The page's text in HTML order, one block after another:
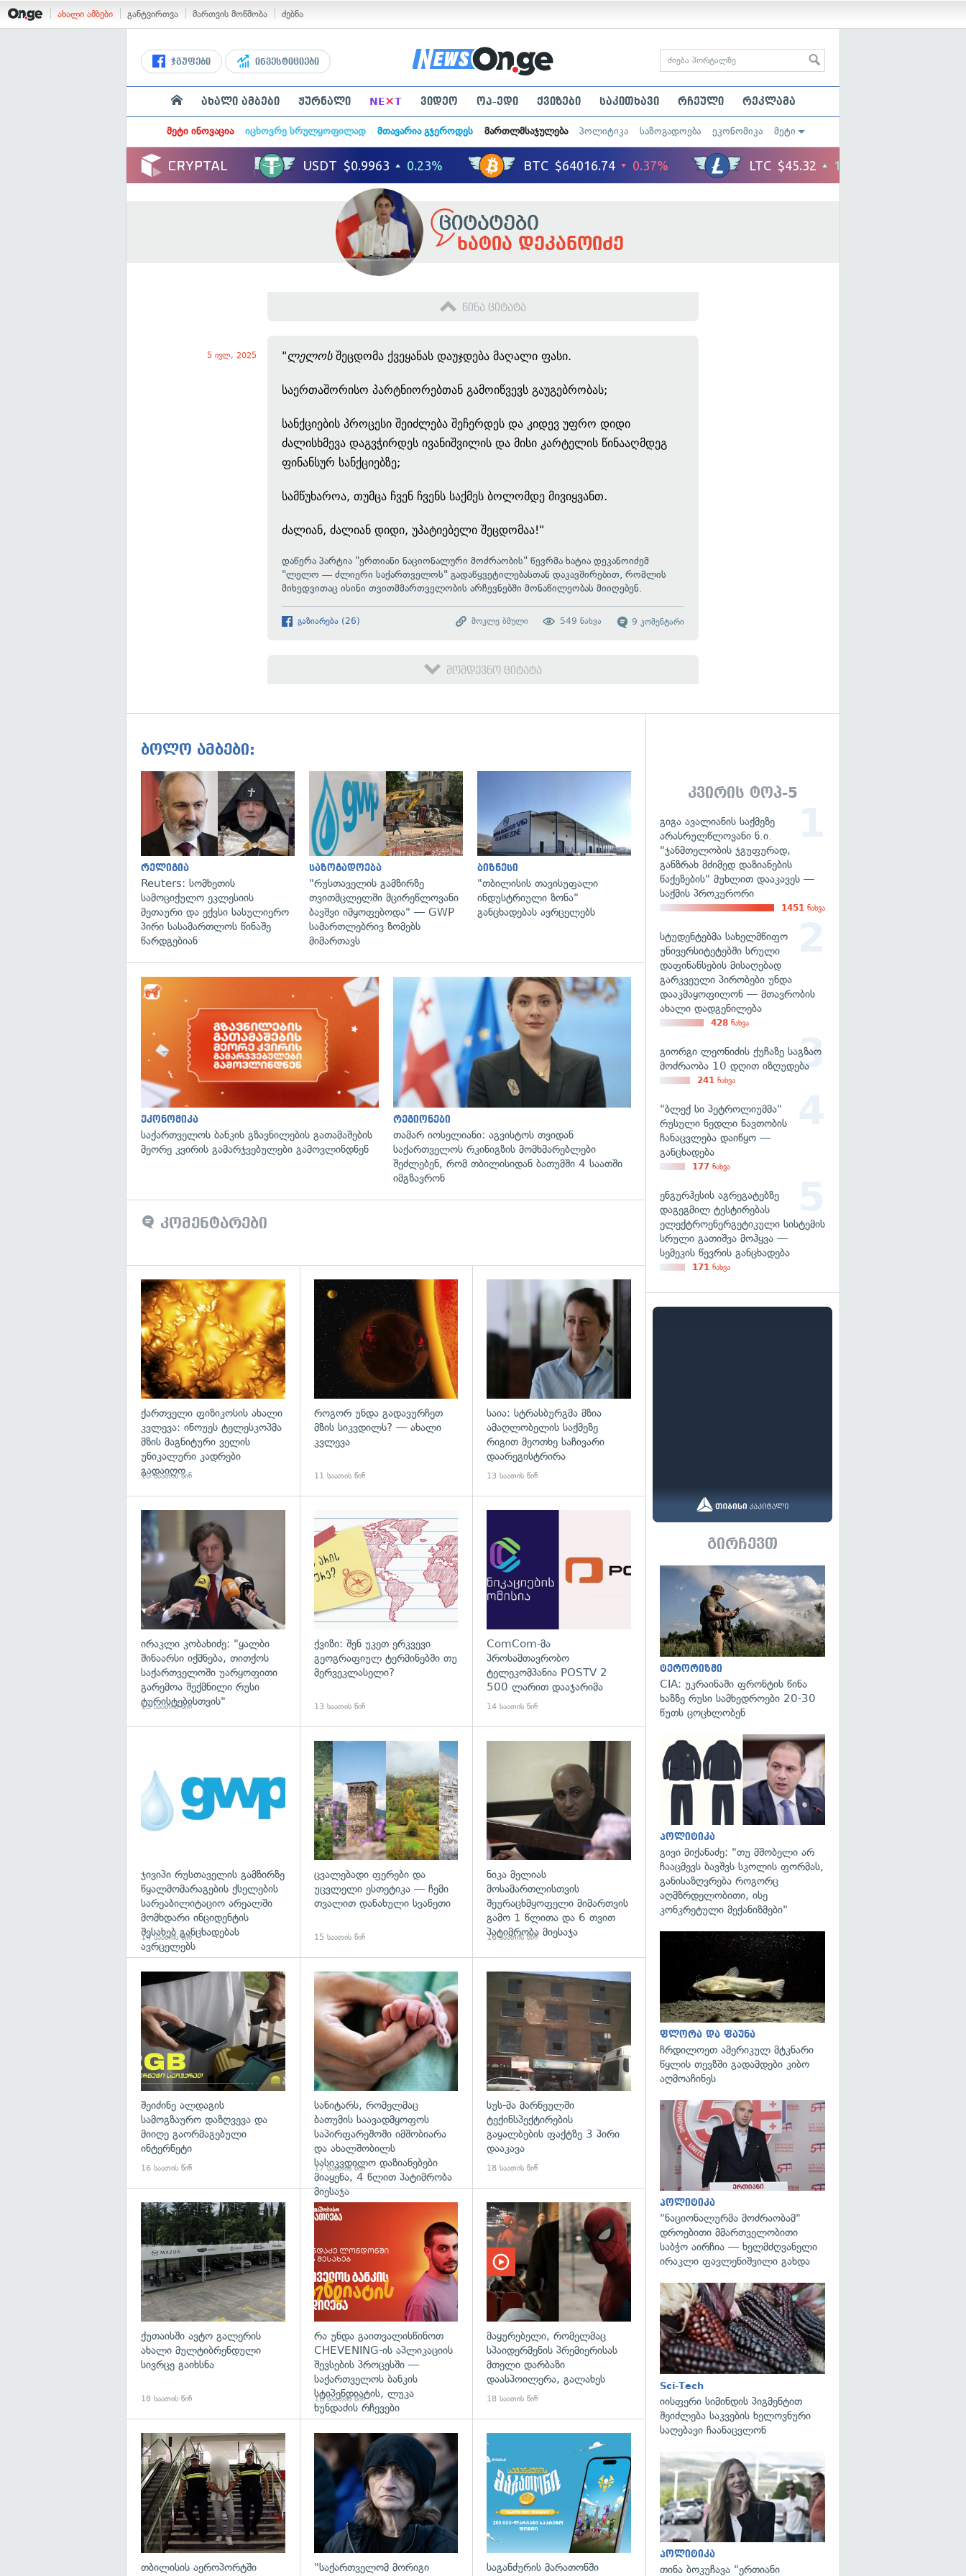
ახალი ამბები განტვირთვა მართვის მოწმობა ძებნა
ჯგუფები ინვესტიციები
ახალი ამბები ჟურნალი NE×T ვიდეო ოპ-ედი ქვიზები საკითხავი რჩეული რეკლამა
მეტი ინოვაცია იცხოვრე სრულყოფილად მთავარია გჯეროდეს მართლმსაჯულება პოლიტიკა საზოგადოება ეკონომიკა მეტი
ხატია დეკანოიძე
წინა ციტატა
5 ივლ, 2025 "ლელოსშეცდომა ქვეყანას დაუჯდება მაღალი ფასი.
საერთაშორისო პარტნიორებთან გამოიწვევს გაუგებრობას;
სანქციების პროცესი შეიძლება შეჩერდეს და კიდევ უფრო დიდი
ძალისხმევა დაგვჭირდეს ივანიშვილის და მისი კარტელის წინააღმდეგ
ფინანსურ სანქციებზე;
სამწუხაროა, თუმცა ჩვენ ჩვენს საქმეს ბოლომდე მივიყვანთ.
ძალიან, ძალიან დიდი, უპატიებელი შეცდომაა!"
დაწერა პარტია "ერთიანი ნაციონალური მოძრაობის" წევრმა ხატია დეკანოიძემ
"ლელო — ძლიერი საქართველოს" გადაწყვეტილებასთან დაკავშირებით, რომლის
მიხედვითაც ისინი თვითმმართველობის არჩევნებში მონაწილეობას მიიღებენ.
გაზიარება (26) 9 კომენტარი
549 ნახვა
მოკლე ბმული
მომდევნო ციტატა
ბოლო ამბები:
გადახედვა
რელიგია
Reuters: სომხეთის
სამოციქულო ეკლესიის
მეთაური და ექვსი სასულიერო
პირი სასამართლოს წინაშე
წარდგებიან
საზოგადოება
"რუსთაველის გამზირზე
თვითმცლელში მცირეწლოვანი
ბავშვი იმყოფებოდა" — GWP
სამართლებრივ ზომებს
მიმართავს
გადახედვა
ბიზნესი
"თბილისის თავისუფალი
ინდუსტრიული ზონა"
განცხადებას ავრცელებს
ეკონომიკა
საქართველოს ბანკის გზავნილების გათამაშების
მეორე კვირის გამარჯვებულები გამოვლინდნენ
გადახედვა
რეგიონები
თამარ იოსელიანი: აგვისტოს თვიდან
საქართველოს რკინიგზის მომხმარებლები
შეძლებენ, რომ თბილისიდან ბათუმში 4 საათში
იმგზავრონ
კომენტარები
გადახედვა
ქართველი ფიზიკოსის ახალი
კვლევა: ინოუეს ტელესკოპმა
მზის მაგნიტური ველის
უნიკალური კადრები
გადაიღო
10 საათის წინ
როგორ უნდა გადავურჩეთ
მზის სიკვდილს? — ახალი
კვლევა
11 საათის წინ
გადახედვა
საია: სტრასბურგმა მზია
ამაღლობელის საქმეზე
რიგით მეოთხე საჩივარი
დაარეგისტრირა
13 საათის წინ
გადახედვა
ირაკლი კობახიძე: "ყალბი
შინაარსი იქმნება, თითქოს
საქართველოში უარყოფითი
გარემოა შექმნილი რუსი
ტურისტებისთვის"
13 საათის წინ
ქვიზი: შენ უკეთ ერკვევი
გეოგრაფიულ ტერმინებში თუ
მერვეკლასელი?
13 საათის წინ
ComCom-მა
პროსამთავრობო
ტელეკომპანია POSTV 2
500 ლარით დააჯარიმა
14 საათის წინ
ჯივიპი რუსთაველის გამზირზე
წყალმომარაგების ქსელების
სარეაბილიტაციო არეალში
მომხდარი ინციდენტის
შესახებ განცხადებას
ავრცელებს
14 საათის წინ
ცვალებადი ფერები და
უცვლელი ესთეტიკა — ჩემი
თვალით დანახული სვანეთი
15 საათის წინ
გადახედვა
ნიკა მელიას
მოსამართლისთვის
შეურაცხმყოფელი მიმართვის
გამო 1 წლითა და 6 თვით
პატიმრობა მიესაჯა
16 საათის წინ
შეიძინე ალდაგის
სამოგზაურო დაზღვევა და
მიიღე გაორმაგებული
ინტერნეტი
16 საათის წინ
სანიტარს, რომელმაც
ბათუმის საავადმყოფოს
საპირფარეშოში იმშობიარა
და ახალშობილს
სასიკვდილო დაზიანებები
მიაყენა, 4 წლით პატიმრობა
მიესაჯა
17 საათის წინ
გადახედვა
სუს-მა მარნეულში
ტექინსპექტირების
გაყალბების ფაქტზე 3 პირი
დააკავა
18 საათის წინ
ქუთაისში ავტო გალერის
ახალი მულტიბრენდული
სივრცე გაიხსნა
18 საათის წინ
რა უნდა გაითვალისწინოთ
CHEVENING-ის აპლიკაციის
შევსების პროცესში —
საქართველოს ბანკის
სტიპენდიატის, ლუკა
ხუნდაძის რჩევები
18 საათის წინ
მაყურებელი, რომელმაც
სპაიდერმენის პრემიერისას
მთელი დარბაზი
დაასპოილერა, გალახეს
18 საათის წინ
გადახედვა
თბილისის აეროპორტში
"საქართველომ მორიგი
საგანძურის მარათონში
კვირის ტოპ-5
გიგა ავალიანის საქმეზე
არასრულწლოვანი ნ.ი.
"ჯანმთელობის ჯგუფურად,
განზრახ მძიმედ დაზიანების
წაქეზების" მუხლით დააკავეს —
საქმის პროკურორი
1451 ნახვა
სტუდენტებმა სახელმწიფო
უნივერსიტეტებში სრული
დაფინანსების მისაღებად
გარკვეული პირობები უნდა
დააკმაყოფილონ — მთავრობის
ახალი დადგენილება
428 ნახვა
გიორგი ლეონიძის ქუჩაზე საგზაო
მოძრაობა 10 დღით იზღუდება
241 ნახვა
"ბლექ სი პეტროლიუმმა"
რუსული ნედლი ნავთობის
ჩანაცვლება დაიწყო —
განცხადება
177 ნახვა
ენგურჰესის აგრეგატებზე
დაგეგმილ ტესტირებას
ელექტროენერგეტიკული სისტემის
სრული გათიშვა მოჰყვა —
სემეკის წევრის განცხადება
171 ნახვა
გირჩევთ
ტერორიზმი
CIA: უკრაინაში ფრონტის წინა
ხაზზე რუსი სამხედროები 20-30
წუთს ცოცხლობენ
პოლიტიკა
გივი მიქანაძე: "თუ მშობელი არ
ჩააცმევს ბავშვს სკოლის ფორმას,
განისაზღვრება როგორც
აღმზრდელობითი, ისე
კონკრეტული მექანიზმები"
ფლორა და ფაუნა
ჩრდილოეთ ამერიკულ მტკნარი
წყლის თევზში გადამდები კიბო
აღმოაჩინეს
პოლიტიკა
"ნაციონალურმა მოძრაობამ"
დროებითი მმართველობითი
საბჭო აირჩია — ხელმძღვანელი
ირაკლი ფავლენიშვილი გახდა
Sci-Tech
იისფერი სიმინდის პიგმენტით
შეიძლება საკვების ხელოვნური
საღებავი ჩაანაცვლონ
პოლიტიკა
თინა ბოკუჩავა "ერთიანი